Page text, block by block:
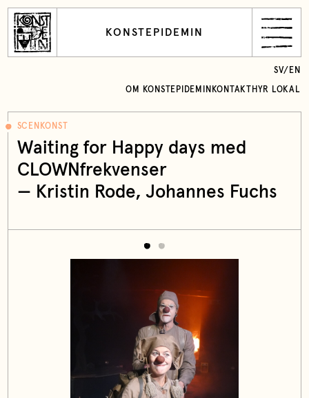
KONSTEPIDEMIN
OM KONSTEPIDEMIN KONTAKT HYR LOKAL
SV/ EN
SCENKONST
Waiting for Happy days med
CLOWNfrekvenser
— Kristin Rode, Johannes Fuchs